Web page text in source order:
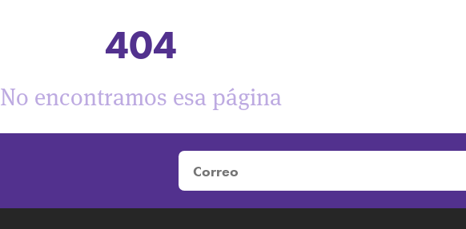
404
No encontramos esa página